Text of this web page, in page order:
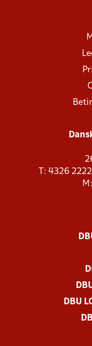
T: 4326
M:
DBU